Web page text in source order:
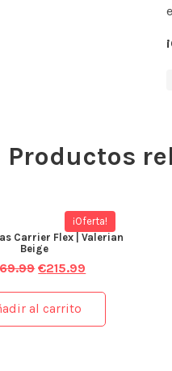
Productos
¡Oferta!
Carrier Flex | Valerian
Beige
€215.99
al carrito